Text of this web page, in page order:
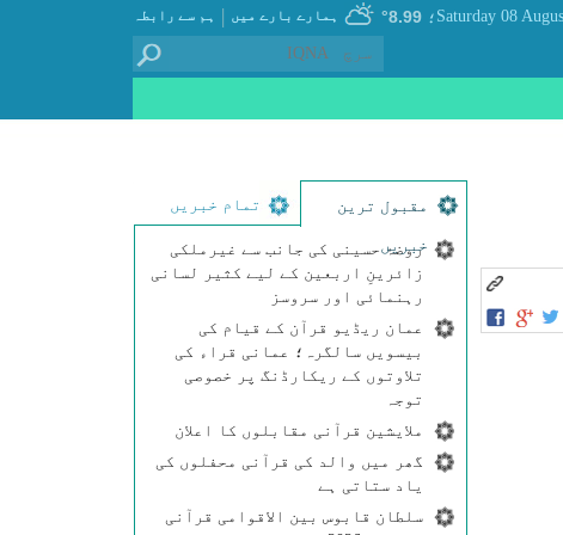
ہم سے رابطہ | ہمارے بارے میں ؛ 8.99°
مقبول ترین
خبریں
تمام خبریں
روضۂ حسینی کی جانب سے غیرملکی
زائرینِ اربعین کے لیے کثیر لسانی
رہنمائی اور سروسز
عمان ریڈیو قرآن کے قیام کی
بیسویں سالگرہ؛ عمانی قراء کی
تلاوتوں کے ریکارڈنگ پر خصوصی
توجہ
ملایشین قرآنی مقابلوں کا اعلان
گھر میں والد کی قرآنی محفلوں کی
یاد ستاتی ہے
سلطان قابوس بین الاقوامی قرآنی